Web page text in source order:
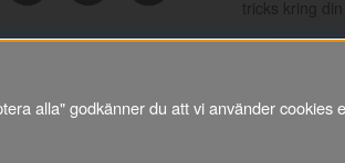
alla" godkänner du att vi använder cookies